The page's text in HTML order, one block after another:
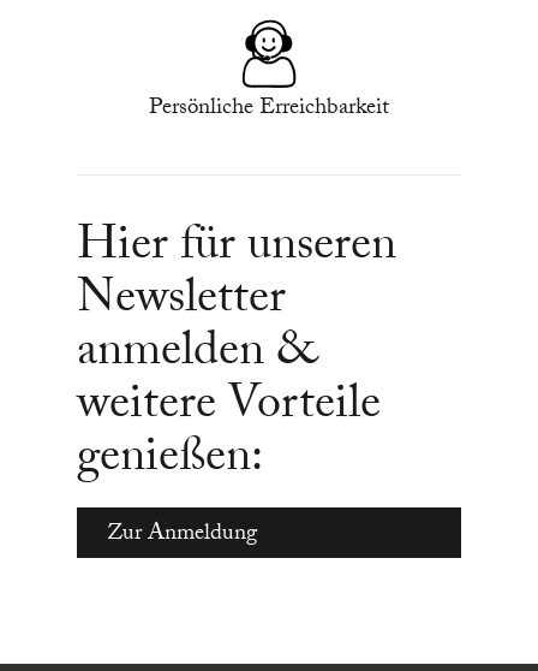
Persönliche Erreichbarkeit
Hier für unseren
Newsletter
anmelden &
weitere Vorteile
genießen:
Zur Anmeldung